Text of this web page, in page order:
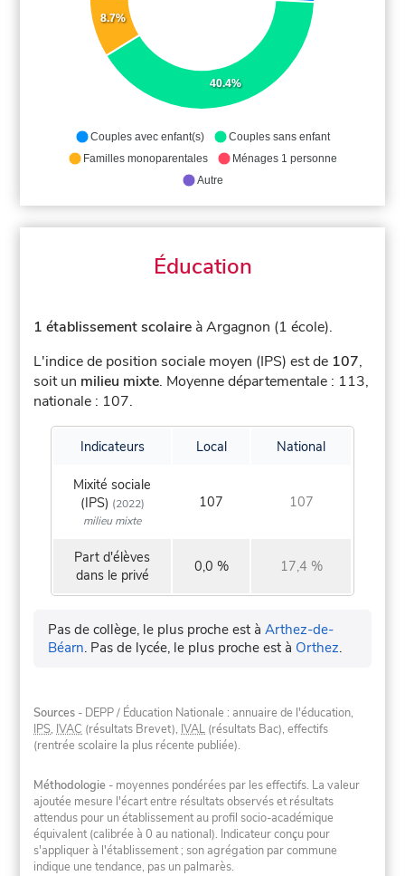
40.4%
8.7%
Couples avec enfant(s)
Couples sans enfant
Familles monoparentales
Ménages 1 personne
Autre
Éducation
1 établissement scolaire à Argagnon (1 école).
L'indice de position sociale moyen (IPS) est de 107,
soit un milieu mixte. Moyenne départementale : 113,
nationale : 107.
Indicateurs Local National
Mixité sociale
(IPS) (2022)
milieu mixte
107 107
Part d'élèves
dans le privé
0,0 % 17,4 %
Pas de collège, le plus proche est àArthez-de-
Béarn. Pas de lycée, le plus proche est à Orthez.
Sources - DEPP / Éducation Nationale : annuaire de l'éducation,
IPS, IVAC (résultats Brevet), IVAL (résultats Bac), effectifs
(rentrée scolaire la plus récente publiée).
Méthodologie - moyennes pondérées par les effectifs. La valeur
ajoutée mesure l'écart entre résultats observés et résultats
attendus pour un établissement au profil socio-académique
équivalent (calibrée à 0 au national). Indicateur conçu pour
s'appliquer à l'établissement ; son agrégation par commune
indique une tendance, pas un palmarès.